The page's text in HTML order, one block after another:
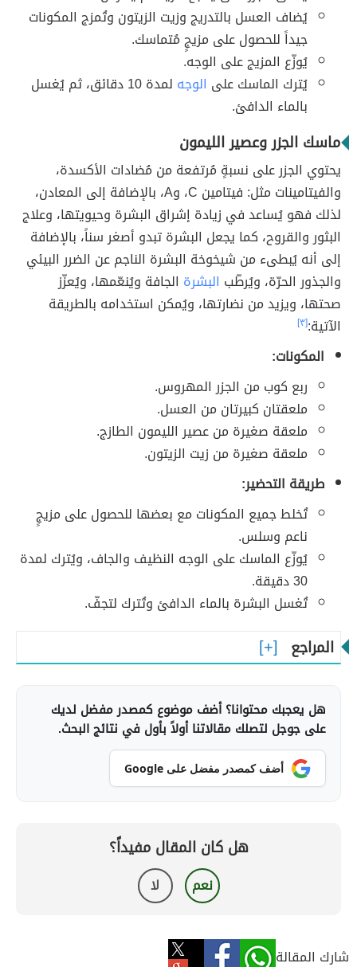
يُضاف العسل بالتدريج وزيت الزيتون وتُمزج المكونات
جيداً للحصول على مزيجٍ مُتماسك.
يُوزّع المزيج على الوجه.
يُترك الماسك على الوجه
لمدة 10 دقائق، ثم يُغسل
بالماء الدافئ.
ماسك الجزر وعصير الليمون
يحتوي الجزر على نسبةٍ مُرتفعة من مُضادات الأكسدة،
والفيتامينات مثل: فيتامين C، وA، بالإضافة إلى المعادن،
لذلك فهو يُساعد في زيادة إشراق البشرة وحيويتها، وعلاج
البثور والقروح، كما يجعل البشرة تبدو أصغر سناً، بالإضافة
إلى أنه يُبطىء من شيخوخة البشرة الناجم عن الضرر البيئي
والجذور الحرّة، ويُرطّب البشرة الجافة ويُنعّمها، ويُعزّز
صحتها، ويزيد من نضارتها، ويُمكن استخدامه بالطريقة
الآتية:[٣]
المكونات:
ربع كوب من الجزر المهروس.
ملعقتان كبيرتان من العسل.
ملعقة صغيرة من عصير الليمون الطازج.
ملعقة صغيرة من زيت الزيتون.
طريقة التحضير:
تُخلط جميع المكونات مع بعضها للحصول على مزيجٍ
ناعم وسلس.
يُوزّع الماسك على الوجه النظيف والجاف، ويُترك لمدة
30 دقيقة.
تُغسل البشرة بالماء الدافئ وتُترك لتجفّ.
المراجع
هل يعجبك محتوانا؟ أضف موضوع كمصدر مفضل لديك
على جوجل لتصلك مقالاتنا أولاً بأول في نتائج البحث.
أضف كمصدر مفضل على Google
هل كان المقال مفيداً؟
نعم لا
شارك المقالة